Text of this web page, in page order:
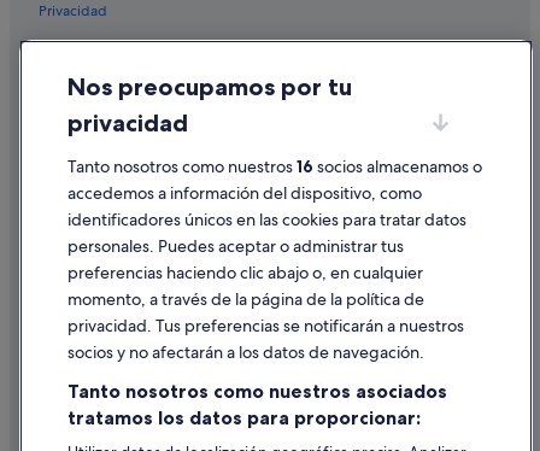
Privacidad
Condiciones de uso
Información legal/contacto
Pautas sobre el contenido y cómo denunciar contenido
Ayuda
Cancelar un vuelo
Cancelar una reserva de hotel o de un alquiler vacacional
Plazos de reembolso
Utilizar un cupón de Expedia
Nos preocupamos por tu
privacidad
Tanto nosotros como nuestros16 socios almacenamos o
accedemos a información del dispositivo, como
identificadores únicos en las cookies para tratar datos
personales. Puedes aceptar o administrar tus
preferencias haciendo clic abajo o, en cualquier
momento, a través de la página de la política de
privacidad. Tus preferencias se notificarán a nuestros
socios y no afectarán a los datos de navegación.
Tanto nosotros como nuestros asociados
tratamos los datos para proporcionar: